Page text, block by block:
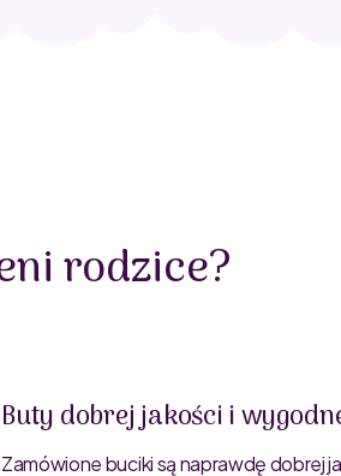
rodzice?
Buty dobrej jakości i
Zamówione buciki są naprawdę dobrej